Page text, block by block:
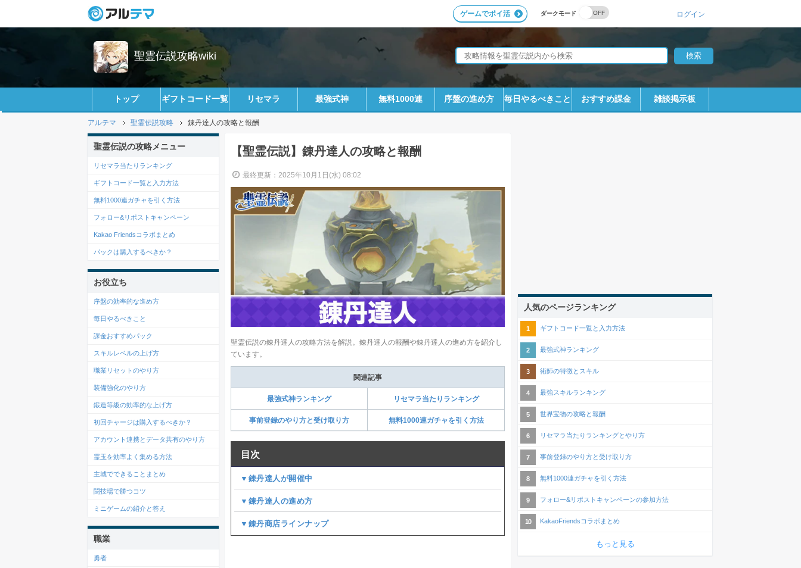
ダークモード
ゲームでポイ活 ログイン
聖霊伝説攻略wiki
トップ ギフトコード一覧 リセマラ 最強式神 無料1000連 序盤の進め方 毎日やるべきこと おすすめ課金 雑談掲示板
アルテマ 聖霊伝説攻略 錬丹達人の攻略と報酬
【聖霊伝説】錬丹達人の攻略と報酬
最終更新：2025年10月1日(水) 08:02
聖霊伝説の錬丹達人の攻略方法を解説。錬丹達人の報酬や錬丹達人の進め方を紹介し
ています。
関連記事
最強式神ランキング リセマラ当たりランキング
事前登録のやり方と受け取り方 無料1000連ガチャを引く方法
目次
▼錬丹達人が開催中
▼錬丹達人の進め方
▼錬丹商店ラインナップ
聖霊伝説の攻略メニュー
リセマラ当たりランキング
ギフトコード一覧と入力方法
無料1000連ガチャを引く方法
フォロー&リポストキャンペーン
Kakao Friendsコラボまとめ
パックは購入するべきか？
お役立ち
序盤の効率的な進め方
毎日やるべきこと
課金おすすめパック
スキルレベルの上げ方
職業リセットのやり方
装備強化のやり方
鍛造等級の効率的な上げ方
初回チャージは購入するべきか？
アカウント連携とデータ共有のやり方
霊玉を効率よく集める方法
主城でできることまとめ
闘技場で勝つコツ
ミニゲームの紹介と答え
職業
勇者
人気のページランキング
ギフトコード一覧と入力方法
最強式神ランキング
術師の特徴とスキル
最強スキルランキング
世界宝物の攻略と報酬
リセマラ当たりランキングとやり方
事前登録のやり方と受け取り方
無料1000連ガチャを引く方法
フォロー&リポストキャンペーンの参加方法
KakaoFriendsコラボまとめ
もっと見る